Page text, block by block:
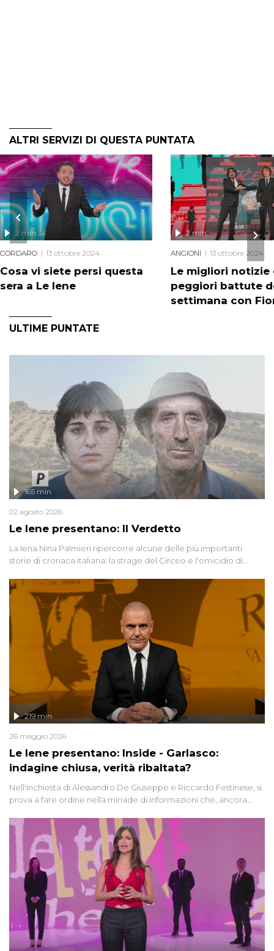
ALTRI SERVIZI DI QUESTA PUNTATA
Cosa vi siete persi questa
sera a Le Iene
2 min
CORDARO 13 ottobre 2024
Le migliori notizie
peggiori battute
settimana con
2 min
ANGIONI 13 ottobre 2024
ULTIME PUNTATE
Le Iene presentano: Il Verdetto
165 min
02 agosto 2026
La Iena Nina Palmieri ripercorre alcune delle più importanti
storie di cronaca italiana: la strage del Circeo e l'omicidio di
Le Iene presentano: Inside - Garlasco:
indagine chiusa, verità ribaltata?
219 min
26 maggio 2026
Nell'inchiesta di Alessandro De Giuseppe e Riccardo Festinese, si
prova a fare ordine nella miriade di informazioni che, ancora
giudiziarie più discusse degli ultimi anni. Lo speciale ricostruisce la
vicenda mettendo in fila testimonianze, errori, dettagli
controversi e i protagonisti di un'indagine che sembra non avere
fine.